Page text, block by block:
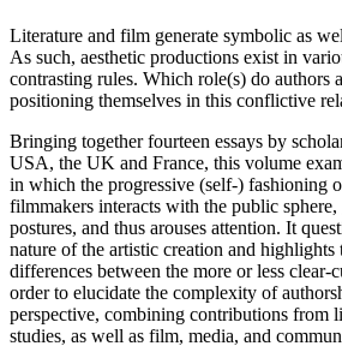
Literature and film generate symbolic as
As such, aesthetic productions exist in
contrasting rules. Which role(s) do authors
positioning themselves in this conflictive
Bringing together fourteen essays by
USA, the UK and France, this volume
in which the progressive (self-) fashioning
filmmakers interacts with the public
postures, and thus arouses attention. It
nature of the artistic creation and highlights
differences between the more or less clear-
order to elucidate the complexity of
perspective, combining contributions from
studies, as well as film, media, and